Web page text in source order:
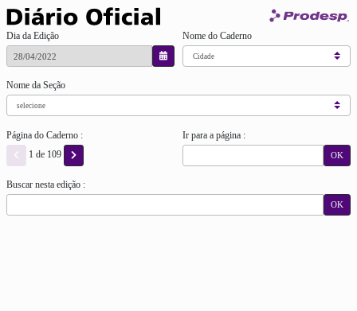
Dia da Edição Nome do Caderno
Nome da Seção
Página do Caderno :
1 de 109
Ir para a página :
OK
Buscar nesta edição :
OK